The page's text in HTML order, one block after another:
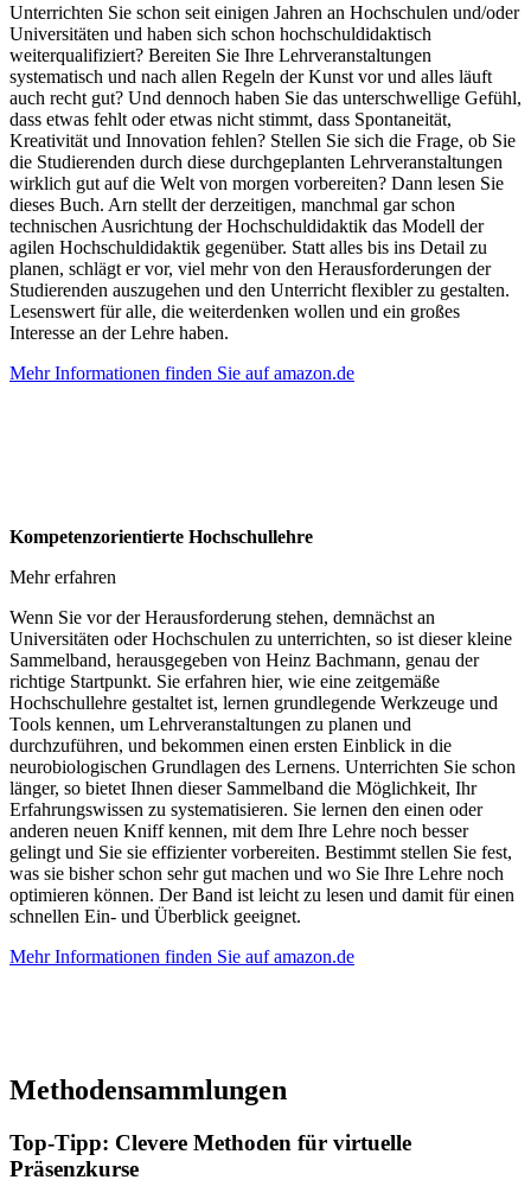
Unterrichten Sie schon seit einigen Jahren an Hochschulen und/oder
Universitäten und haben sich schon hochschuldidaktisch
weiterqualifiziert? Bereiten Sie Ihre Lehrveranstaltungen
systematisch und nach allen Regeln der Kunst vor und alles läuft
auch recht gut? Und dennoch haben Sie das unterschwellige Gefühl,
dass etwas fehlt oder etwas nicht stimmt, dass Spontaneität,
Kreativität und Innovation fehlen? Stellen Sie sich die Frage, ob Sie
die Studierenden durch diese durchgeplanten Lehrveranstaltungen
wirklich gut auf die Welt von morgen vorbereiten? Dann lesen Sie
dieses Buch. Arn stellt der derzeitigen, manchmal gar schon
technischen Ausrichtung der Hochschuldidaktik das Modell der
agilen Hochschuldidaktik gegenüber. Statt alles bis ins Detail zu
planen, schlägt er vor, viel mehr von den Herausforderungen der
Studierenden auszugehen und den Unterricht flexibler zu gestalten.
Lesenswert für alle, die weiterdenken wollen und ein großes
Interesse an der Lehre haben.
Mehr Informationen finden Sie auf amazon.de
Kompetenzorientierte Hochschullehre
Mehr erfahren
Wenn Sie vor der Herausforderung stehen, demnächst an
Universitäten oder Hochschulen zu unterrichten, so ist dieser kleine
Sammelband, herausgegeben von Heinz Bachmann, genau der
richtige Startpunkt. Sie erfahren hier, wie eine zeitgemäße
Hochschullehre gestaltet ist, lernen grundlegende Werkzeuge und
Tools kennen, um Lehrveranstaltungen zu planen und
durchzuführen, und bekommen einen ersten Einblick in die
neurobiologischen Grundlagen des Lernens. Unterrichten Sie schon
länger, so bietet Ihnen dieser Sammelband die Möglichkeit, Ihr
Erfahrungswissen zu systematisieren. Sie lernen den einen oder
anderen neuen Kniff kennen, mit dem Ihre Lehre noch besser
gelingt und Sie sie effizienter vorbereiten. Bestimmt stellen Sie fest,
was sie bisher schon sehr gut machen und wo Sie Ihre Lehre noch
optimieren können. Der Band ist leicht zu lesen und damit für einen
schnellen Ein- und Überblick geeignet.
Mehr Informationen finden Sie auf amazon.de
Methodensammlungen
Top-Tipp: Clevere Methoden für virtuelle
Präsenzkurse